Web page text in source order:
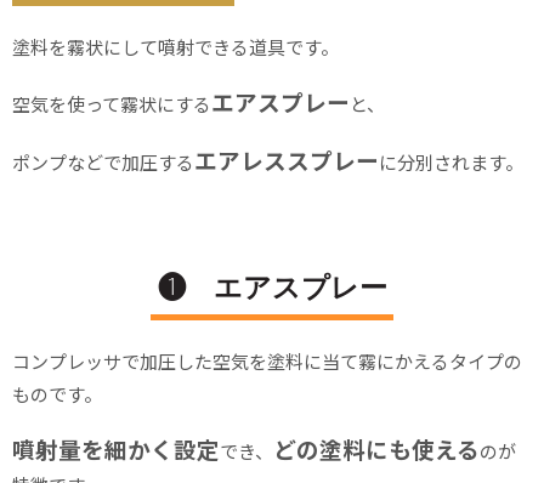
塗料を霧状にして噴射できる道具です。
空気を使って霧状にするエアスプレー と、
ポンプなどで加圧するエアレススプレーに分別されます。
❶ エアスプレー
コンプレッサで加圧した空気を塗料に当て霧にかえるタイプの
ものです。
噴射量を細かく設定でき、 どの塗料にも使えるのが